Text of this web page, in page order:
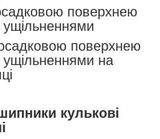
поверхнею
ущільненнями
поверхнею
ущільненнями на
кулькові